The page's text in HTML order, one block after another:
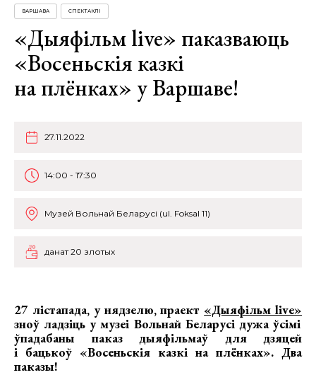
ВАРШАВА СПЕКТАКЛІ
«Дыяфільм live» паказваюць
«Восеньскія казкі
на плёнках» у Варшаве!
27.11.2022
14:00 - 17:30
Музей Вольнай Беларусі (ul. Foksal 11)
данат 20 злотых
27 лістапада, у нядзелю, праект «Дыяфільм live»
зноў ладзіць у музеі Вольнай Беларусі дужа ўсімі
ўпадабаны паказ дыяфільмаў для дзяцей
і бацькоў «Восеньскія казкі на плёнках». Два
паказы!